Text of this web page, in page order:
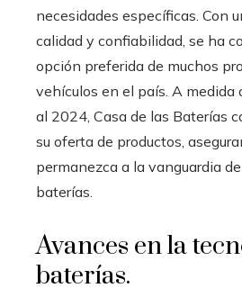
necesidades específicas. Con
calidad y confiabilidad, se ha
opción preferida de muchos
vehículos en el país. A medida
al 2024, Casa de las Baterías
su oferta de productos,
permanezca a la vanguardia
baterías.
Avances en la
baterías.